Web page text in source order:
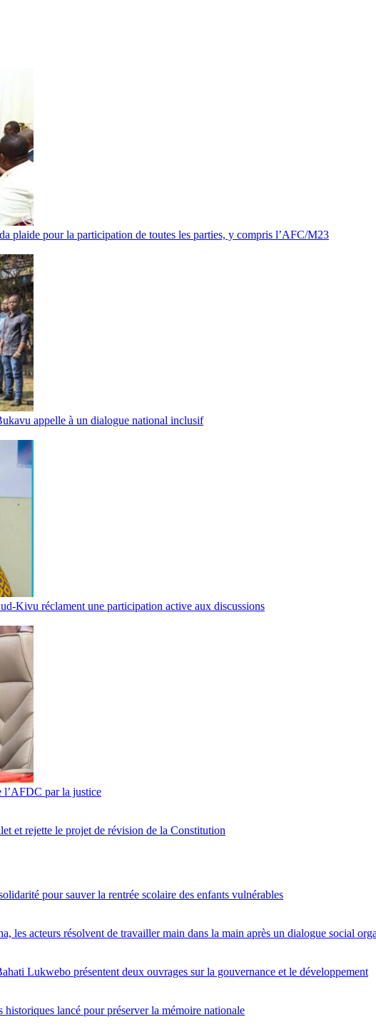
plaide pour la participation de toutes les parties, y compris l’AFC/M23
appelle à un dialogue national inclusif
Kivu réclament une participation active aux discussions
l’AFDC par la justice
et rejette le projet de révision de la Constitution
pour sauver la rentrée scolaire des enfants vulnérables
les acteurs résolvent de travailler main dans la main après un dialogue social
Lukwebo présentent deux ouvrages sur la gouvernance et le développement
lancé pour préserver la mémoire nationale